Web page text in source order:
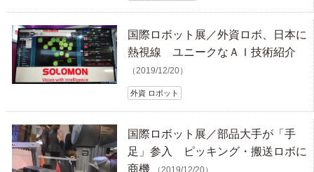
国際ロボット展／外資ロボ、日本に
熱視線 ユニークなＡＩ技術紹介
（2019/12/20）
外資 ロボット
国際ロボット展／部品大手が「手
足」参入 ピッキング・搬送ロボに
商機
（2019/12/20）